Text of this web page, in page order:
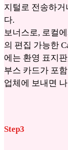
지털로 전송하
다.
보너스로, 로컬
의 편집 가능한
에는 환영 표지
부스 카드가 포
업체에 보내면
Step3